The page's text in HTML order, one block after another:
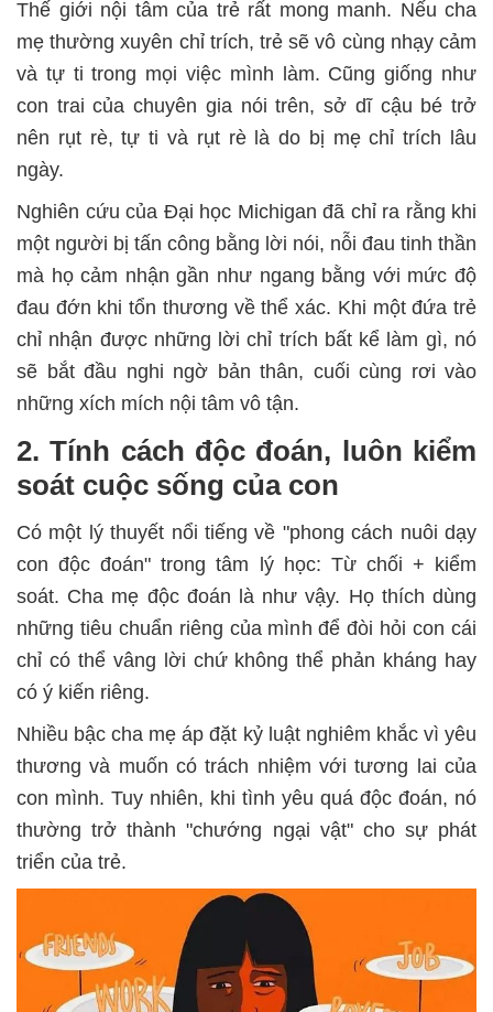
Thế giới nội tâm của trẻ rất mong manh. Nếu cha
mẹ thường xuyên chỉ trích, trẻ sẽ vô cùng nhạy cảm
và tự ti trong mọi việc mình làm. Cũng giống như
con trai của chuyên gia nói trên, sở dĩ cậu bé trở
nên rụt rè, tự ti và rụt rè là do bị mẹ chỉ trích lâu
ngày.
Nghiên cứu của Đại học Michigan đã chỉ ra rằng khi
một người bị tấn công bằng lời nói, nỗi đau tinh thần
mà họ cảm nhận gần như ngang bằng với mức độ
đau đớn khi tổn thương về thể xác. Khi một đứa trẻ
chỉ nhận được những lời chỉ trích bất kể làm gì, nó
sẽ bắt đầu nghi ngờ bản thân, cuối cùng rơi vào
những xích mích nội tâm vô tận.
2. Tính cách độc đoán, luôn kiểm
soát cuộc sống của con
Có một lý thuyết nổi tiếng về "phong cách nuôi dạy
con độc đoán" trong tâm lý học: Từ chối + kiểm
soát. Cha mẹ độc đoán là như vậy. Họ thích dùng
những tiêu chuẩn riêng của mình để đòi hỏi con cái
chỉ có thể vâng lời chứ không thể phản kháng hay
có ý kiến riêng.
Nhiều bậc cha mẹ áp đặt kỷ luật nghiêm khắc vì yêu
thương và muốn có trách nhiệm với tương lai của
con mình. Tuy nhiên, khi tình yêu quá độc đoán, nó
thường trở thành "chướng ngại vật" cho sự phát
triển của trẻ.